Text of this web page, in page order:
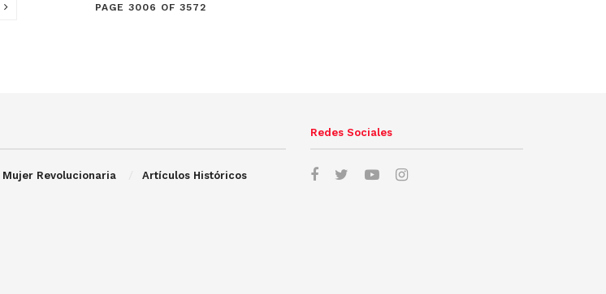
PAGE 3006 OF 3572
Mujer Revolucionaria Artículos Históricos
Redes Sociales